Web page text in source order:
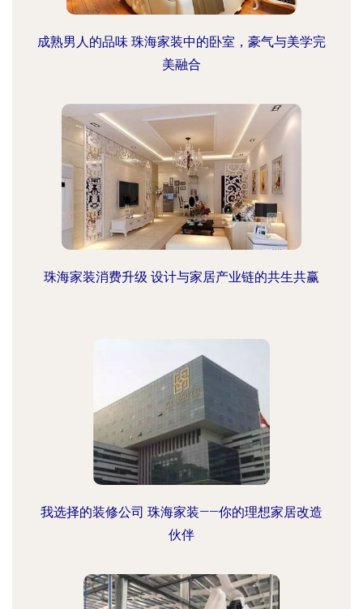
成熟男人的品味 珠海家装中的卧室，豪气与美学完
美融合
珠海家装消费升级 设计与家居产业链的共生共赢
我选择的装修公司 珠海家装——你的理想家居改造
伙伴